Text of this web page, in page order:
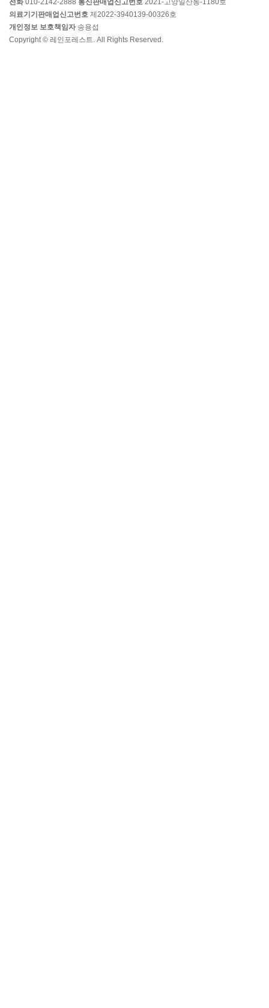
전화 010-2142-2888 통신판매업신고번호 2021-고양일산동-1180호
의료기기판매업신고번호 제2022-3940139-00326호
개인정보 보호책임자 송용섭
Copyright © 레인포레스트. All Rights Reserved.